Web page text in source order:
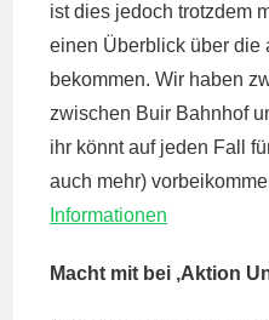
ist dies jedoch trotzdem
einen Überblick über die
bekommen. Wir haben
zwischen Buir Bahnhof
ihr könnt auf jeden Fall
auch mehr)
Informationen
Macht mit bei ‚Aktion